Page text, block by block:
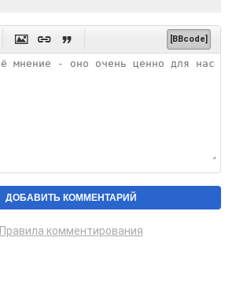
   [BBcode]
Правила комментирования